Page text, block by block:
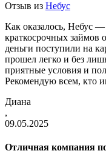
Отзыв из Небус
Как оказалось, Небус
краткосрочных займов
деньги поступили на
прошел легко и без
приятные условия и
Рекомендую всем, кто
Диана
,
09.05.2025
Отличная компания